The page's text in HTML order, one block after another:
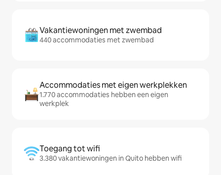
Vakantiewoningen met zwembad
440 accommodaties met zwembad
Accommodaties met eigen werkplekken
1.770 accommodaties hebben een eigen
werkplek
Toegang tot wifi
3.380 vakantiewoningen in Quito hebben wifi